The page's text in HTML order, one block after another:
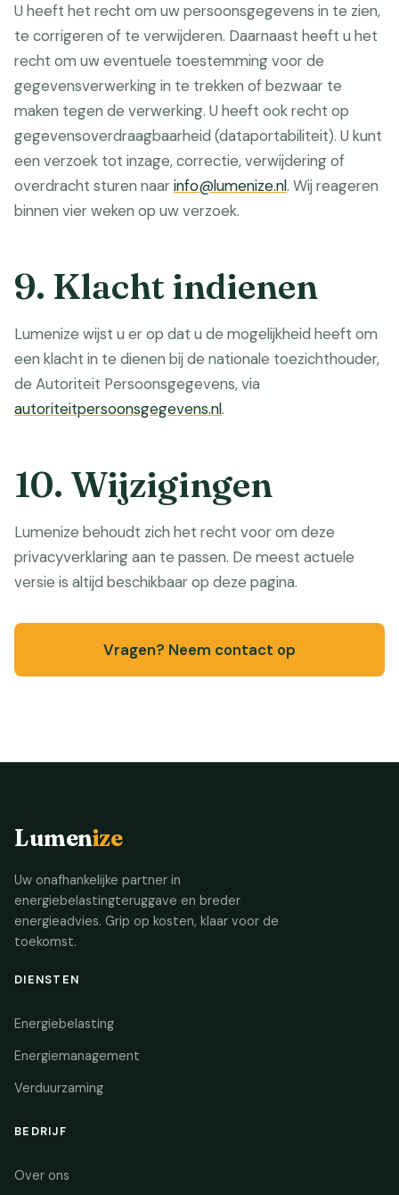
U heeft het recht om uw persoonsgegevens in te zien,
te corrigeren of te verwijderen. Daarnaast heeft u het
recht om uw eventuele toestemming voor de
gegevensverwerking in te trekken of bezwaar te
maken tegen de verwerking. U heeft ook recht op
gegevensoverdraagbaarheid (dataportabiliteit). U kunt
een verzoek tot inzage, correctie, verwijdering of
overdracht sturen naarinfo@lumenize.nl. Wij reageren
binnen vier weken op uw verzoek.
9. Klacht indienen
Lumenize wijst u er op dat u de mogelijkheid heeft om
een klacht in te dienen bij de nationale toezichthouder,
de Autoriteit Persoonsgegevens, via
autoriteitpersoonsgegevens.nl.
10. Wijzigingen
Lumenize behoudt zich het recht voor om deze
privacyverklaring aan te passen. De meest actuele
versie is altijd beschikbaar op deze pagina.
Vragen? Neem contact op
Lumenize
Uw onafhankelijke partner in
energiebelastingteruggave en breder
energieadvies. Grip op kosten, klaar voor de
toekomst.
DIENSTEN
Energiebelasting
Energiemanagement
Verduurzaming
BEDRIJF
Over ons